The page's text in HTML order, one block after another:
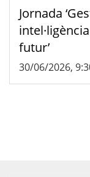
Jornada
futur’
30/06/2026,